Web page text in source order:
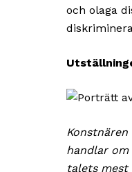
och olaga
handlar om
talets mest